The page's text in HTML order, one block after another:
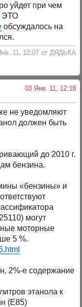
уйдет при чем
ЭТО
обсуждалось на
11, 12:07 от ДЯДЬКА
03 Янв. 11, 12:18
не уведомляют
должен быть
до 2010 г.
бензина.
«бензины» и
могут
моторные
5 %.
2%-е содержание
этанола к
(E85)